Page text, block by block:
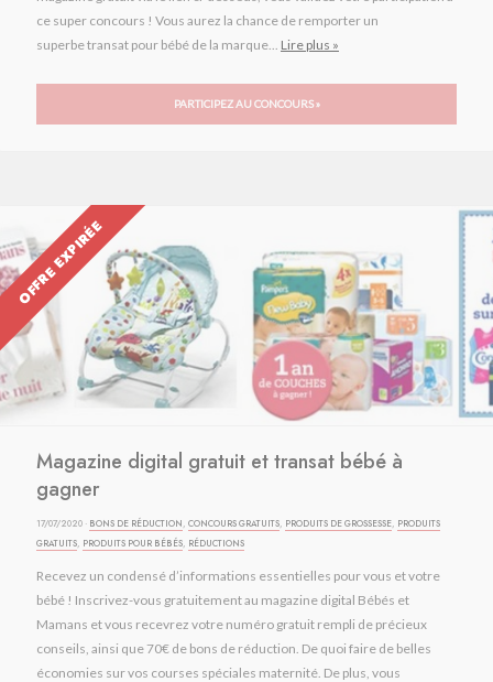
ce super concours ! Vous aurez la chance de remporter un
superbe transat pour bébé de la marque... Lire plus »
PARTICIPEZ AU CONCOURS »
OFFRE EXPIRÉE
Magazine digital gratuit et transat bébé à
gagner
17/07/2020 · BONS DE RÉDUCTION, CONCOURS GRATUITS, PRODUITS DE GROSSESSE, PRODUITS
GRATUITS, PRODUITS POUR BÉBÉS, RÉDUCTIONS
Recevez un condensé d’informations essentielles pour vous et votre
bébé ! Inscrivez-vous gratuitement au magazine digital Bébés et
Mamans et vous recevrez votre numéro gratuit rempli de précieux
conseils, ainsi que 70€ de bons de réduction. De quoi faire de belles
économies sur vos courses spéciales maternité. De plus, vous